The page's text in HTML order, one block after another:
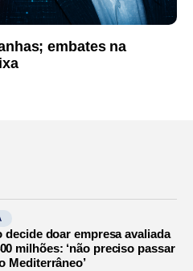
embates na
decide doar empresa avaliada
milhões: ‘não preciso passar
Mediterrâneo’